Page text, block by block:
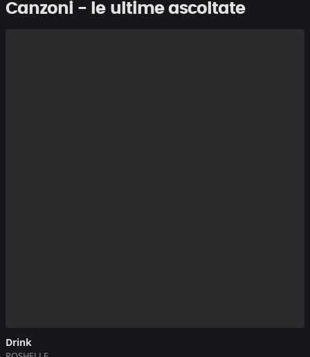
Canzoni - le ultime ascoltate
I'm Your Sacrifice